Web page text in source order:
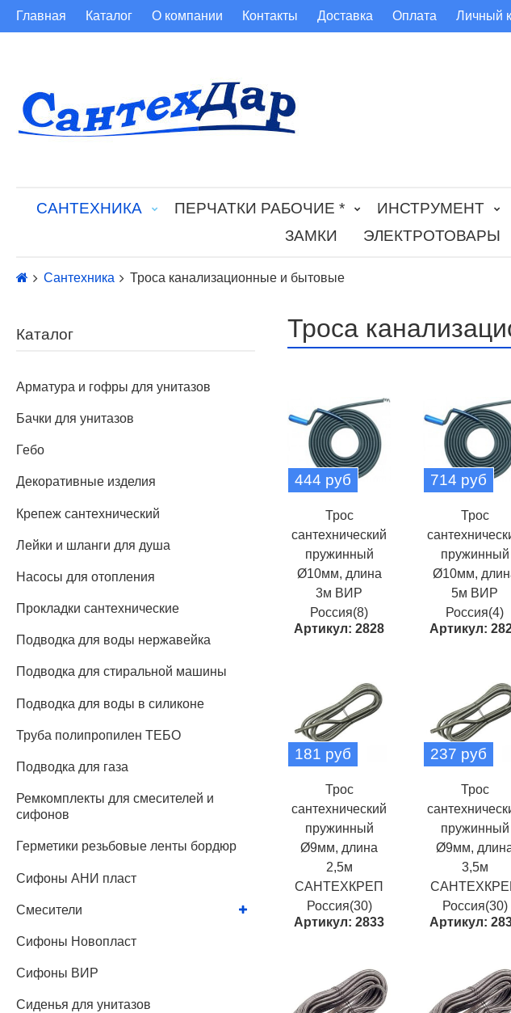
Главная Каталог О компании Контакты Доставка Оплата Личный
САНТЕХНИКА ПЕРЧАТКИ РАБОЧИЕ * ИНСТРУМЕНТ
ЗАМКИ
ЭЛЕКТРОТОВАРЫ
Сантехника Троса канализационные и бытовые
Каталог
Арматура и гофры для унитазов
Бачки для унитазов
Гебо
Декоративные изделия
Крепеж сантехнический
Лейки и шланги для душа
Насосы для отопления
Прокладки сантехнические
Подводка для воды нержавейка
Подводка для стиральной машины
Подводка для воды в силиконе
Труба полипропилен ТЕБО
Подводка для газа
Ремкомплекты для смесителей и
сифонов
Герметики резьбовые ленты бордюр
Сифоны АНИ пласт
Смесители
Сифоны Новопласт
Сифоны ВИР
Сиденья для унитазов
Троса
444 руб
Трос
сантехнический
пружинный
Ø10мм, длина
3м ВИР
Россия(8)
Артикул: 2828
714 руб
Трос
пружинный
Ø10мм,
5м ВИР
Россия(4)
Артикул:
181 руб
Трос
сантехнический
пружинный
Ø9мм, длина
2,5м
САНТЕХКРЕП
Россия(30)
Артикул: 2833
237 руб
Трос
пружинный
Ø9мм,
3,5м
Россия(30)
Артикул: